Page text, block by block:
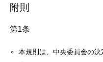
附則
第1条
本規則は、中央委員会の